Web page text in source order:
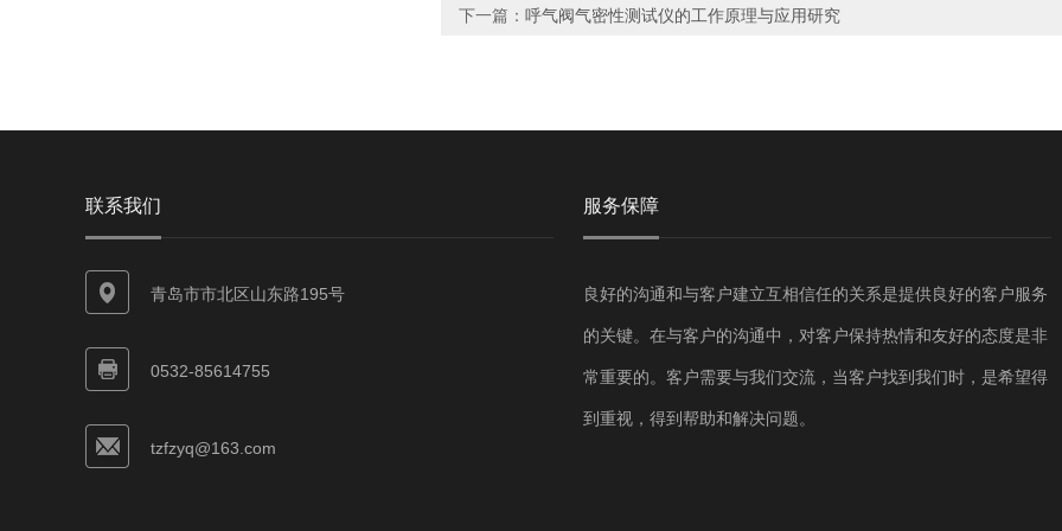
下一篇： 呼气阀气密性测试仪的工作原理与应用研究
联系我们
青岛市市北区山东路195号
0532-85614755
tzfzyq@163.com
服务保障
良好的沟通和与客户建立互相信任的关系是提供良好的客户服务
的关键。在与客户的沟通中，对客户保持热情和友好的态度是非
常重要的。客户需要与我们交流，当客户找到我们时，是希望得
到重视，得到帮助和解决问题。